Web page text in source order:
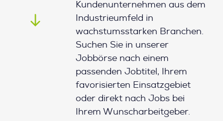
Kundenunternehmen aus dem
Industrieumfeld in
wachstumsstarken Branchen.
Suchen Sie in unserer
Jobbörse nach einem
passenden Jobtitel, Ihrem
favorisierten Einsatzgebiet
oder direkt nach Jobs bei
Ihrem Wunscharbeitgeber.